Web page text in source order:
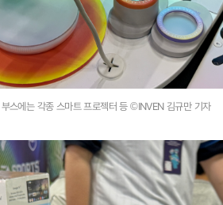
스에는 각종 스마트 프로젝터 등 ©INVEN 김규만 기자